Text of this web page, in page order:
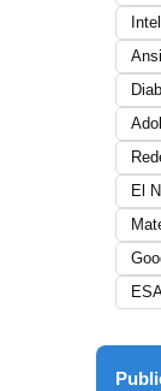
El